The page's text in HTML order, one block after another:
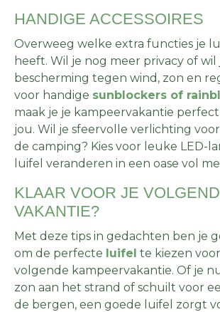
HANDIGE ACCESSOIRES
Overweeg welke extra functies je
heeft. Wil je nog meer privacy of wil
bescherming tegen wind, zon en
voor handige sunblockers of
maak je je kampeervakantie perfect
jou. Wil je sfeervolle verlichting voor
de camping? Kies voor leuke LED-
luifel veranderen in een oase vol
KLAAR VOOR JE
VAKANTIE?
Met deze tips in gedachten ben je
om de perfecte luifel te kiezen
volgende kampeervakantie. Of je
zon aan het strand of schuilt voor
de bergen, een goede luifel zorgt